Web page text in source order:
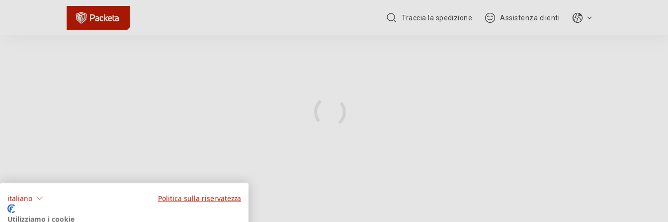
Traccia la spedizione Assistenza clienti
italiano Politica sulla riservatezza
Utilizziamo i cookie